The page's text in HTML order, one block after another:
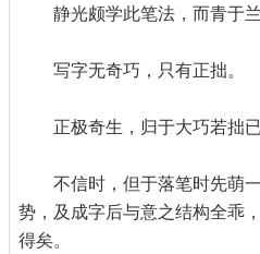
静光颇学此笔法，而青于兰
写字无奇巧，只有正拙。
正极奇生，归于大巧若拙已
不信时，但于落笔时先萌
势，及成字后与意之结构全乖
得矣。